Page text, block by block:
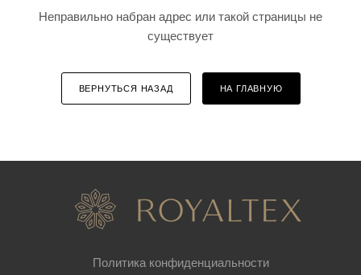
Неправильно набран адрес или такой страницы не
существует
ВЕРНУТЬСЯ НАЗАД НА ГЛАВНУЮ
Политика конфиденциальности